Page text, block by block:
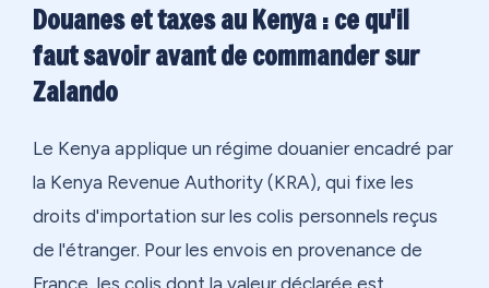
Douanes et taxes au Kenya : ce qu'il
faut savoir avant de commander sur
Zalando
Le Kenya applique un régime douanier encadré par
la Kenya Revenue Authority (KRA), qui fixe les
droits d'importation sur les colis personnels reçus
de l'étranger. Pour les envois en provenance de
France, les colis dont la valeur déclarée est